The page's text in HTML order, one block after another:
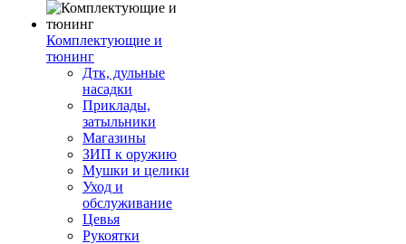
Комплектующие и
тюнинг
Дтк, дульные
насадки
Приклады,
затыльники
Магазины
ЗИП к оружию
Мушки и целики
Уход и
обслуживание
Цевья
Рукоятки